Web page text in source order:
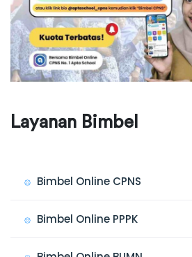
Layanan Bimbel
Bimbel Online CPNS
Bimbel Online PPPK